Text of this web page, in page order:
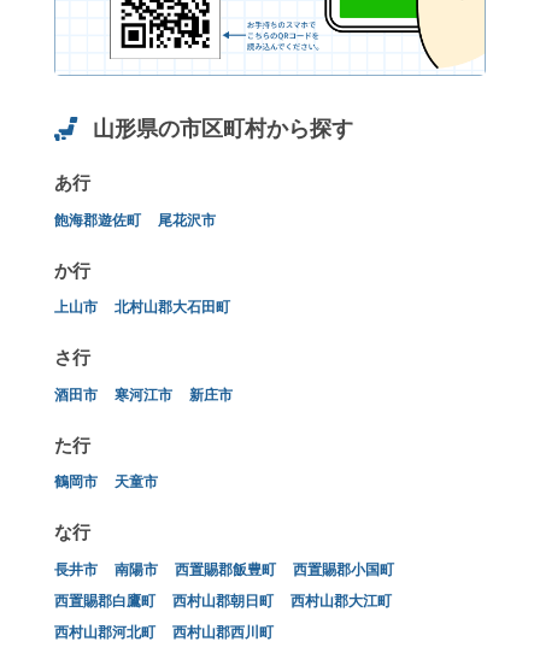
山形県の市区町村から探す
あ行
飽海郡遊佐町 尾花沢市
か行
上山市 北村山郡大石田町
さ行
酒田市 寒河江市 新庄市
た行
鶴岡市 天童市
な行
長井市 南陽市 西置賜郡飯豊町
西置賜郡小国町
西置賜郡白鷹町
西村山郡朝日町
西村山郡大江町
西村山郡河北町
西村山郡西川町